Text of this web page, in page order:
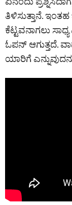
ತಿಳಿಸುತ್ತಾನೆ.
ಕೆಟ್ಟವನಾಗಲು
ಓಪನ್ ಆಗುತ್ತದೆ.
ಯಾರಿಗೆ